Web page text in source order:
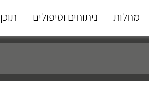
מחלות ניתוחים וטיפולים תוכן